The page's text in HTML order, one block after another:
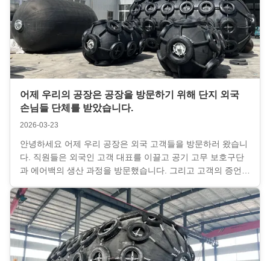
어제 우리의 공장은 공장을 방문하기 위해 단지 외국
손님들 단체를 받았습니다.
2026-03-23
안녕하세요 어제 우리 공장은 외국 고객들을 방문하러 왔습니
다. 직원들은 외국인 고객 대표를 이끌고 공기 고무 보호구단
과 에어백의 생산 과정을 방문했습니다. 그리고 고객의 증언을
신뢰에 대해 걱정하고 있다면, Henger는 당신이 또는 당신의
대리인이 공장을 방문하는 것을 환영합니다! 우리는 큰 자신감
으로 당신에게 우리의 공장을 소개 할 것입니다. ...